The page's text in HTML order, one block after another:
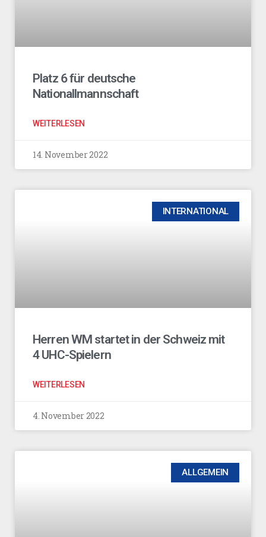
Platz 6 für deutsche
Nationallmannschaft
WEITERLESEN
14. November 2022
INTERNATIONAL
Herren WM startet in der Schweiz mit
4 UHC-Spielern
WEITERLESEN
4. November 2022
ALLGEMEIN